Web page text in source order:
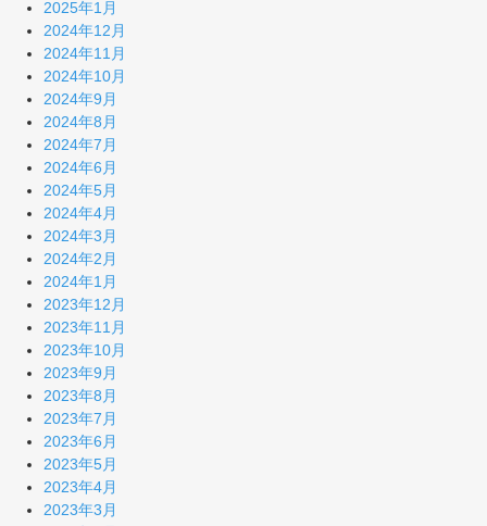
2025年1月
2024年12月
2024年11月
2024年10月
2024年9月
2024年8月
2024年7月
2024年6月
2024年5月
2024年4月
2024年3月
2024年2月
2024年1月
2023年12月
2023年11月
2023年10月
2023年9月
2023年8月
2023年7月
2023年6月
2023年5月
2023年4月
2023年3月